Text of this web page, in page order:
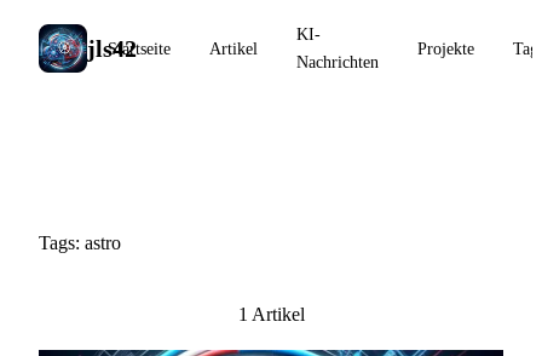
jls42
Startseite Artikel
KI-
Nachrichten
Projekte
Tags: astro
1 Artikel